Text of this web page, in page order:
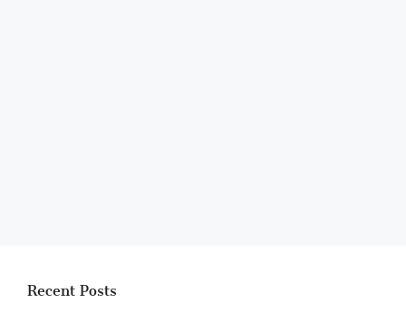
Recent Posts